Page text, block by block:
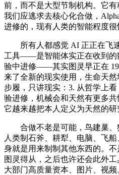
前，而不是大型节制机构。它有
我们应逃求去核心化合做，
进修的，现有人类的智能程度很
所有人都感觉 AI 正正在飞速
工具——是智能体实正在收到的
验中进修——其实图灵早正在
来了全新的现实使用，生命天
步履，只讲现实：3. 从哲学上
验进修，机械会和天然有更多
它越来越把本人定义为天然的研
合做不老是可能，鸟建巢、
人类制石斧、耕犁、电脑、飞
身就是用来制制其他东西的。不
图灵得从，之后也许还会此外
大部门高质量资本、图片、视